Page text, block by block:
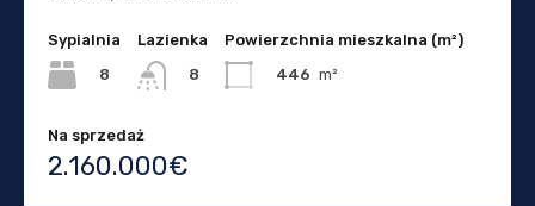
Sypialnia
8
Lazienka
8
Powierzchnia mieszkalna (m²)
446 m²
Na sprzedaż
2.160.000€